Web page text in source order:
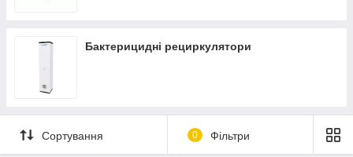
Бактерицидні рециркулятори
Сортування 0 Фільтри